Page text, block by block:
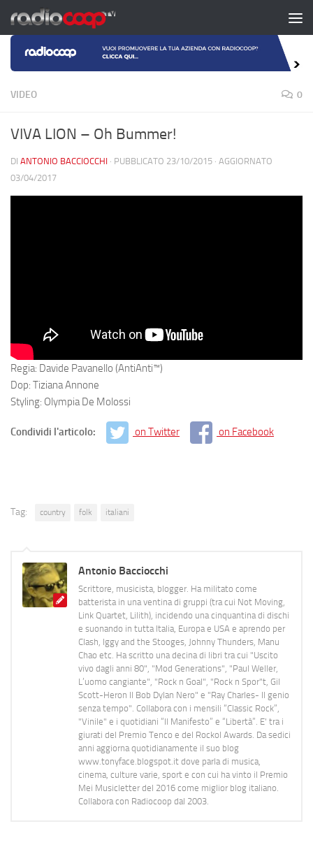
Salta al contenuto
VIDEO 0
VIVA LION – Oh Bummer!
DI ANTONIO BACCIOCCHI · PUBBLICATO 23/10/2015 · AGGIORNATO
03/04/2017
Regia: Davide Pavanello (AntiAnti™)
Dop: Tiziana Annone
Styling: Olympia De Molossi
Condividi l'articolo: on Twitter on Facebook
Tag: country folk italiani
Antonio Bacciocchi
Scrittore, musicista, blogger. Ha militato come
batterista in una ventina di gruppi (tra cui Not Moving,
Link Quartet, Lilith), incidendo una cinquantina di dischi
e suonando in tutta Italia, Europa e USA e aprendo per
Clash, Iggy and the Stooges, Johnny Thunders, Manu
Chao etc. Ha scritto una decina di libri tra cui "Uscito
vivo dagli anni 80", "Mod Generations", "Paul Weller,
L’uomo cangiante", "Rock n Goal", "Rock n Spor"t, Gil
Scott-Heron Il Bob Dylan Nero" e "Ray Charles- Il genio
senza tempo". Collabora con i mensili “Classic Rock”,
"Vinile" e i quotidiani “Il Manifesto” e “Libertà”. E' tra i
giurati del Premio Tenco e del Rockol Awards. Da sedici
anni aggiorna quotidianamente il suo blog
www.tonyface.blogspot.it dove parla di musica,
cinema, culture varie, sport e con cui ha vinto il Premio
Mei Musicletter del 2016 come miglior blog italiano.
Collabora con Radiocoop dal 2003.